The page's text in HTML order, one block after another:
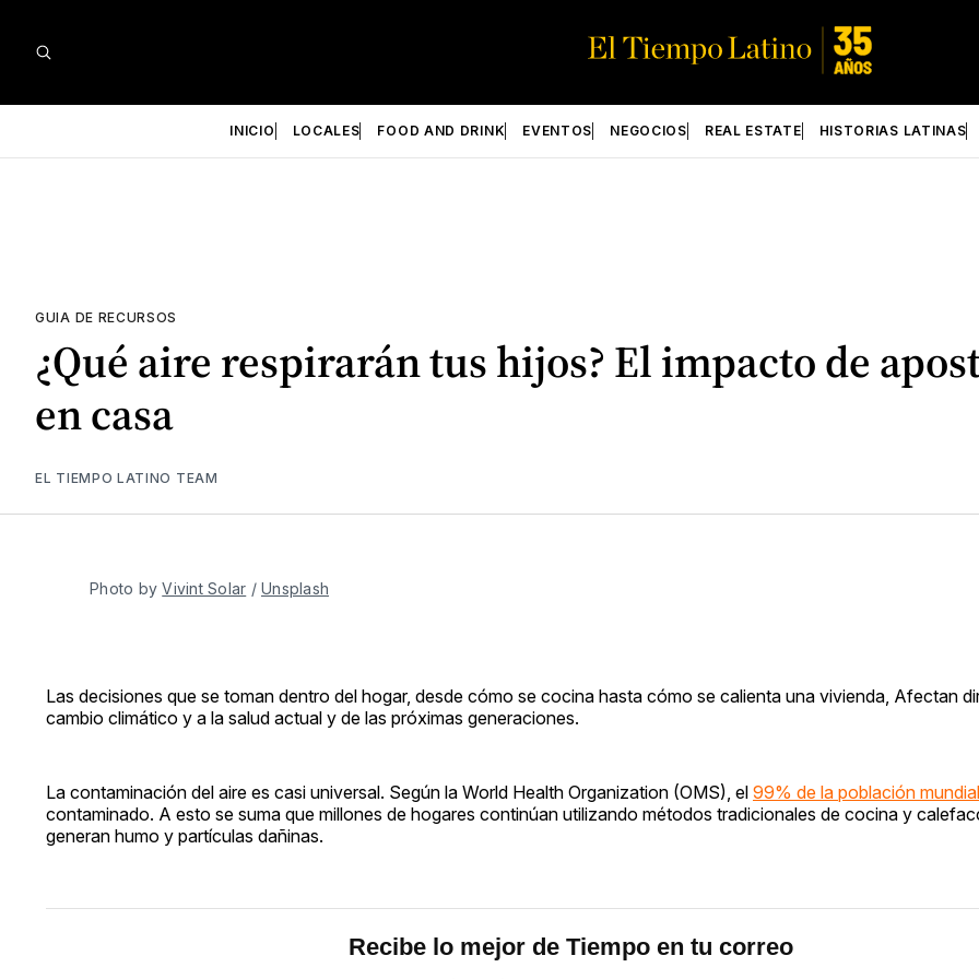
INICIO LOCALES FOOD AND DRINK EVENTOS NEGOCIOS REAL ESTATE HISTORIAS LATINAS
GUIA DE RECURSOS
¿Qué aire respirarán tus hijos? El impacto de
en casa
EL TIEMPO LATINO TEAM
Photo by Vivint Solar / Unsplash
Las decisiones que se toman dentro del hogar, desde cómo se cocina hasta cómo se calienta una vivienda, Afectan
cambio climático y a la salud actual y de las próximas generaciones.
La contaminación del aire es casi universal. Según la World Health Organization (OMS), el 99% de la población mundial
contaminado. A esto se suma que millones de hogares continúan utilizando métodos tradicionales de cocina y
generan humo y partículas dañinas.
Recibe lo mejor de Tiempo en tu correo